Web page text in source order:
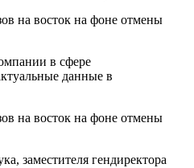
в сфере
данные в
заместителя гендиректора